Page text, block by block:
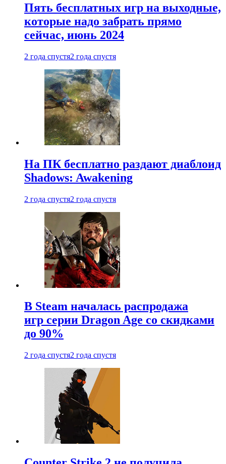
Пять бесплатных игр на выходные,
которые надо забрать прямо
сейчас, июнь 2024
2 года спустя2 года спустя
На ПК бесплатно раздают диаблоид
Shadows: Awakening
2 года спустя2 года спустя
В Steam началась распродажа
игр серии Dragon Age со скидками
до 90%
2 года спустя2 года спустя